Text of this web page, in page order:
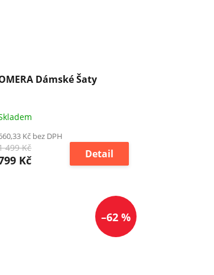
Dámské Šaty
Kč bez DPH
499 Kč
Kč Detail
–62 %